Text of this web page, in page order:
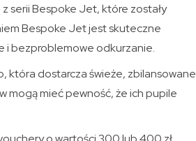
serii Bespoke Jet, które zostały
Bespoke Jet jest skuteczne
i bezproblemowe odkurzanie.
która dostarcza świeże, zbilansowane
mogą mieć pewność, że ich pupile